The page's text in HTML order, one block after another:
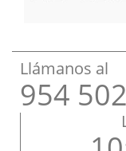
Llámanos al
954